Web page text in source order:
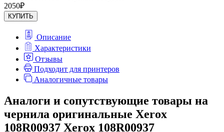
2050₽
КУПИТЬ
Описание
Характеристики
Отзывы
Подходит для принтеров
Аналогичные товары
Аналоги и сопутствующие товары на
чернила оригинальные Xerox
108R00937 Xerox 108R00937